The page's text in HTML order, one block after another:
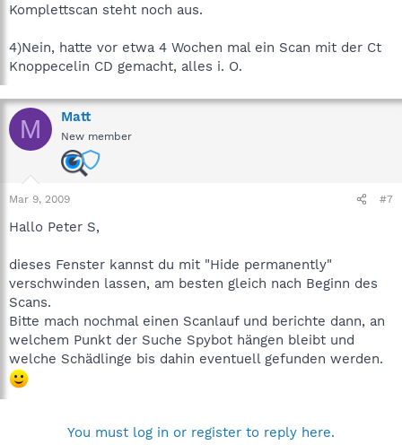
Komplettscan steht noch aus.
4)Nein, hatte vor etwa 4 Wochen mal ein Scan mit der Ct
Knoppecelin CD gemacht, alles i. O.
M Matt
New member
Mar 9, 2009 #7
Hallo Peter S,
dieses Fenster kannst du mit "Hide permanently"
verschwinden lassen, am besten gleich nach Beginn des
Scans.
Bitte mach nochmal einen Scanlauf und berichte dann, an
welchem Punkt der Suche Spybot hängen bleibt und
welche Schädlinge bis dahin eventuell gefunden werden.
You must log in or register to reply here.